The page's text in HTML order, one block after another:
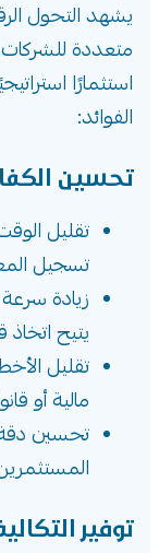
يشهد التحول
متعددة
استثمارًا
الفوائد:
تحسين
تقليل
تسجيل
زيادة
يتيح
تقليل
مالية أو
تحسين دقة
توفير